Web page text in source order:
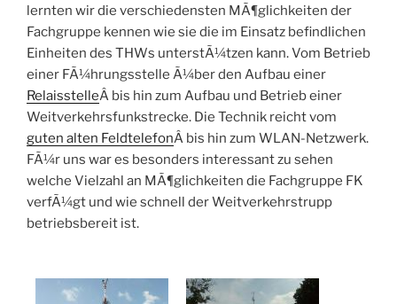
lernten wir die verschiedensten MÃ¶glichkeiten der
Fachgruppe kennen wie sie die im Einsatz befindlichen
Einheiten des THWs unterstÃ¼tzen kann. Vom Betrieb
einer FÃ¼hrungsstelle Ã¼ber den Aufbau einer
RelaisstelleÂ bis hin zum Aufbau und Betrieb einer
Weitverkehrsfunkstrecke. Die Technik reicht vom
guten alten FeldtelefonÂ bis hin zum WLAN-Netzwerk.
FÃ¼r uns war es besonders interessant zu sehen
welche Vielzahl an MÃ¶glichkeiten die Fachgruppe FK
verfÃ¼gt und wie schnell der Weitverkehrstrupp
betriebsbereit ist.